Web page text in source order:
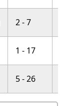
2 - 7
1 - 17
5 - 26